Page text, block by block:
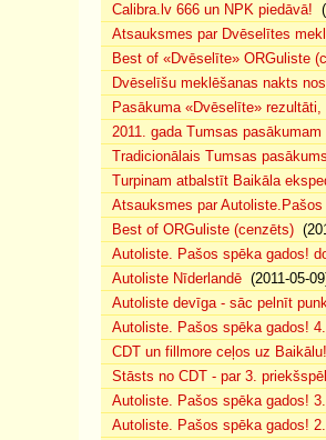
Calibra.lv 666 un NPK piedāvā!
Atsauksmes par Dvēselītes
Best of «Dvēselīte» ORGuliste
Dvēselīšu meklēšanas nakts
Pasākuma «Dvēselīte»
2011. gada Tumsas
Tradicionālais Tumsas
Turpinam atbalstīt Baikāla
Atsauksmes par
Best of ORGuliste (cenzēts)
Autoliste. Pašos spēka gados!
Autoliste Nīderlandē (2011-05-
Autoliste devīga - sāc pelnīt
Autoliste. Pašos spēka gados!
CDT un fillmore ceļos uz Baikālu!
Stāsts no CDT - par 3.
Autoliste. Pašos spēka gados!
Autoliste. Pašos spēka gados!